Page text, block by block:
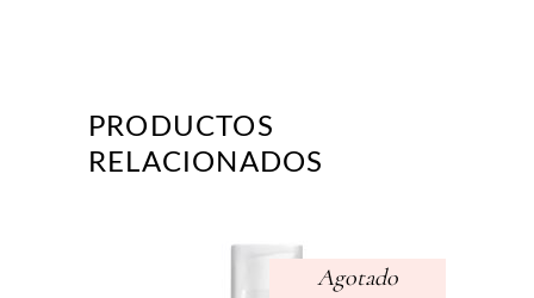
PRODUCTOS
RELACIONADOS
Agotado